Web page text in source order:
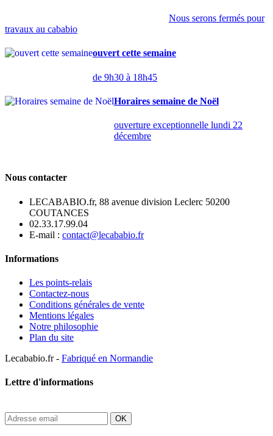
Nous serons fermés pour
travaux au cababio
ouvert cette semaine
de 9h30 à 18h45
Horaires semaine de Noël
ouverture exceptionnelle lundi 22
décembre
Nous contacter
LECABABIO.fr, 88 avenue division Leclerc 50200
COUTANCES
02.33.17.99.04
E-mail : contact@lecababio.fr
Informations
Les points-relais
Contactez-nous
Conditions générales de vente
Mentions légales
Notre philosophie
Plan du site
Lecababio.fr - Fabriqué en Normandie
Lettre d'informations
OK